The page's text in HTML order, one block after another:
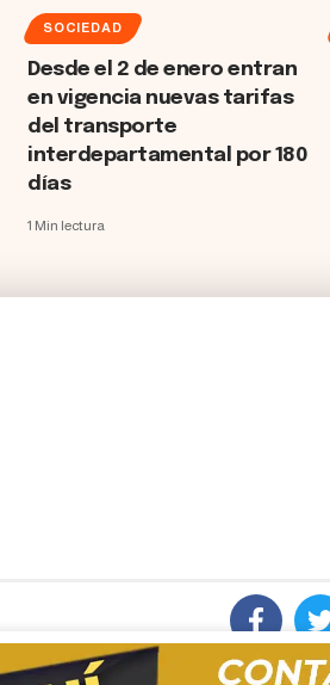
SOCIEDAD
Desde el 2 de enero entran
en vigencia nuevas tarifas
del transporte
interdepartamental por 180
días
1 Min lectura